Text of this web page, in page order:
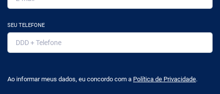
SEU TELEFONE
Ao informar meus dados, eu concordo com a Política de Privacidade.